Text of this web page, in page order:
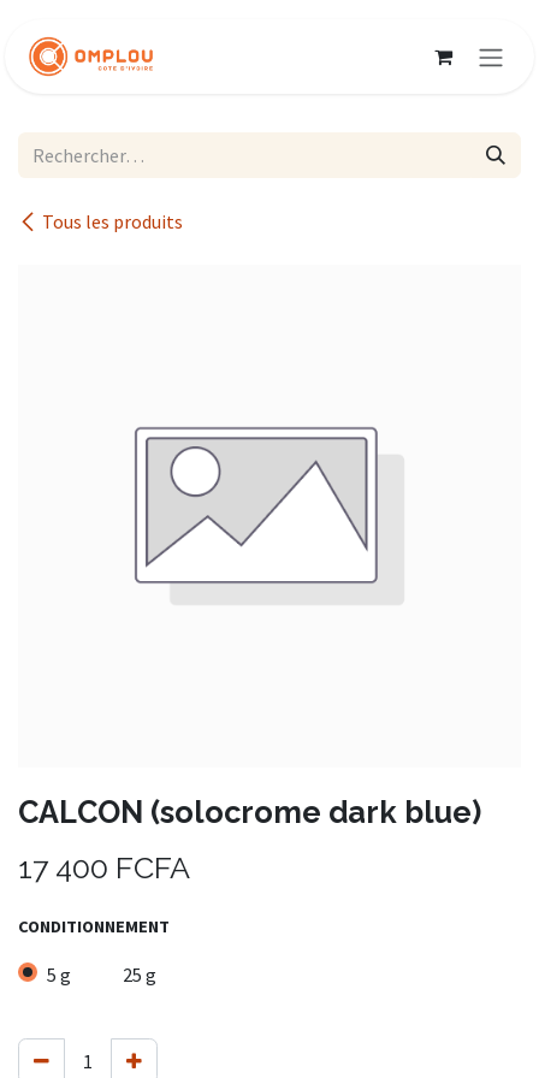
Tous les produits
CALCON (solocrome dark blue)
17 400 FCFA
CONDITIONNEMENT
5 g 25 g